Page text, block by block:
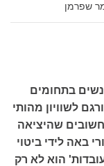
שפרמן
בתחומים
לשוויון מהותי
שהיציאה
באה לידי ביטוי
הוא לא רק